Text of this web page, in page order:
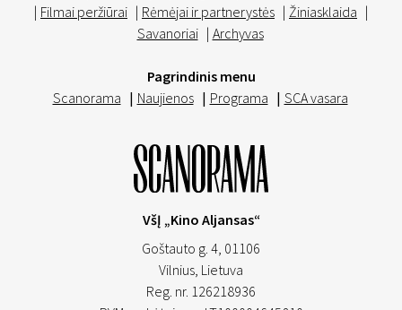
| Filmai peržiūrai | Rėmėjai ir partnerystės | Žiniasklaida |
Savanoriai | Archyvas
Pagrindinis menu
Scanorama | Naujienos | Programa | SCA vasara
VšĮ „Kino Aljansas“
Goštauto g. 4, 01106
Vilnius, Lietuva
Reg. nr. 126218936